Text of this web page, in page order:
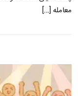
معامله […]